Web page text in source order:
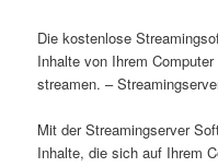
Die kostenlose
Inhalte von Ihrem
streamen. –
Mit der Streamingserver
Inhalte, die sich auf Ihrem